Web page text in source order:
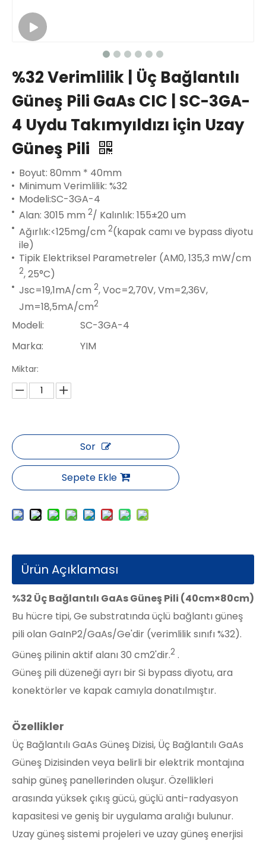
%32 Verimlilik | Üç Bağlantılı
Güneş Pili GaAs CIC | SC-3GA-
4 Uydu Takımyıldızı için Uzay
Güneş Pili
Boyut: 80mm * 40mm
Minimum Verimlilik: %32
Modeli:SC-3GA-4
Alan: 3015 mm 2/ Kalınlık: 155±20 um
Ağırlık:<125mg/cm 2(kapak camı ve bypass diyotu
ile)
Tipik Elektriksel Parametreler (AM0, 135,3 mW/cm
2, 25°C)
Jsc=19,1mA/cm 2, Voc=2,70V, Vm=2,36V,
Jm=18,5mA/cm2
Modeli:
SC-3GA-4
Marka:
YIM
Miktar:
Sor
Sepete Ekle
Ürün Açıklaması
%32 Üç Bağlantılı GaAs Güneş Pili (40cm×80cm)
Bu hücre tipi, Ge substratında üçlü bağlantı güneş
pili olan GaInP2/GaAs/Ge'dir (verimlilik sınıfı %32).
Güneş pilinin aktif alanı 30 cm2'dir.2 .
Güneş pili düzeneği ayrı bir Si bypass diyotu, ara
konektörler ve kapak camıyla donatılmıştır.
Özellikler
Üç Bağlantılı GaAs Güneş Dizisi, Üç Bağlantılı GaAs
Güneş Dizisinden veya belirli bir elektrik montajına
sahip güneş panellerinden oluşur. Özellikleri
arasında yüksek çıkış gücü, güçlü anti-radyasyon
kapasitesi ve geniş bir uygulama aralığı bulunur.
Uzay güneş sistemi projeleri ve uzay güneş enerjisi